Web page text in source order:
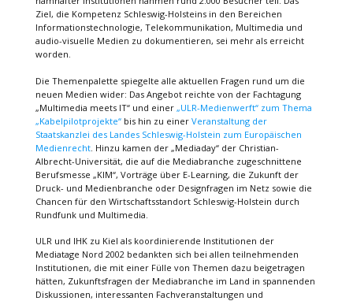
Ziel, die Kompetenz Schleswig-Holsteins in den Bereichen
Informationstechnologie, Telekommunikation, Multimedia und
audio-visuelle Medien zu dokumentieren, sei mehr als erreicht
worden.
Die Themenpalette spiegelte alle aktuellen Fragen rund um die
neuen Medien wider: Das Angebot reichte von der Fachtagung
„Multimedia meets IT“ und einer „ULR-Medienwerft“ zum Thema
„Kabelpilotprojekte“bis hin zu einer Veranstaltung der
Staatskanzlei des Landes Schleswig-Holstein zum Europäischen
Medienrecht. Hinzu kamen der „Mediaday“ der Christian-
Albrecht-Universität, die auf die Mediabranche zugeschnittene
Berufsmesse „KIM“, Vorträge über E-Learning, die Zukunft der
Druck- und Medienbranche oder Designfragen im Netz sowie die
Chancen für den Wirtschaftsstandort Schleswig-Holstein durch
Rundfunk und Multimedia.
ULR und IHK zu Kiel als koordinierende Institutionen der
Mediatage Nord 2002 bedankten sich bei allen teilnehmenden
Institutionen, die mit einer Fülle von Themen dazu beigetragen
hätten, Zukunftsfragen der Mediabranche im Land in spannenden
Diskussionen, interessanten Fachveranstaltungen und